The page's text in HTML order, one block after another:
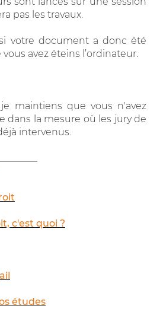
pas les travaux.
votre document a donc été
avez éteins l’ordinateur.
maintiens que vous n'avez
dans la mesure où les jury de
intervenus.
c'est quoi ?
études